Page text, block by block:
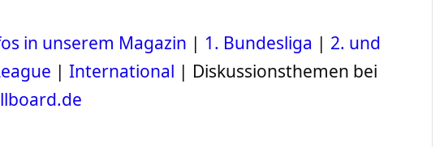
in unserem Magazin | 1. Bundesliga | 2. und
|International | Diskussionsthemen bei